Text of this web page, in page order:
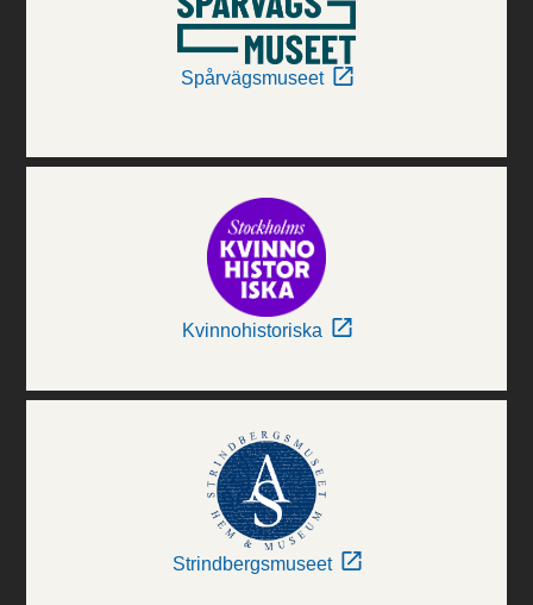
Spårvägsmuseet
Kvinnohistoriska
Strindbergsmuseet